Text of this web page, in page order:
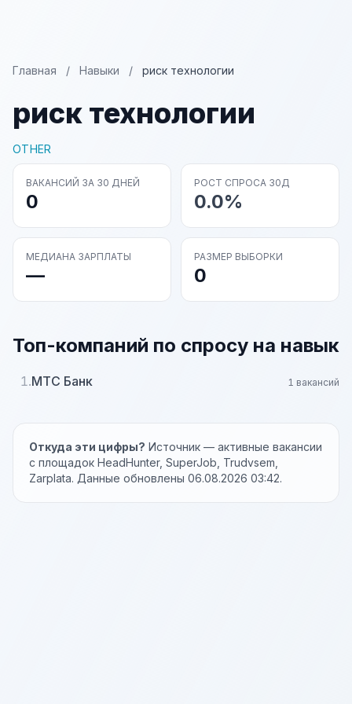
Главная / Навыки / риск технологии
риск технологии
OTHER
ВАКАНСИЙ ЗА 30 ДНЕЙ
0
РОСТ СПРОСА 30Д
0.0%
МЕДИАНА ЗАРПЛАТЫ
—
РАЗМЕР ВЫБОРКИ
0
Топ-компаний по спросу на навык
1.МТС Банк 1 вакансий
Откуда эти цифры? Источник — активные вакансии
с площадок HeadHunter, SuperJob, Trudvsem,
Zarplata. Данные обновлены 06.08.2026 03:42.